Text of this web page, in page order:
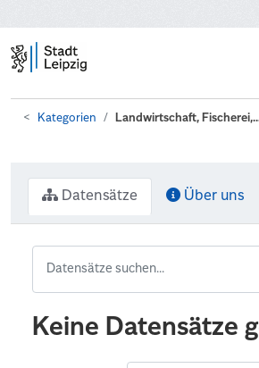
Kategorien Landwirtschaft,
Datensätze Über uns
Keine Datensätze